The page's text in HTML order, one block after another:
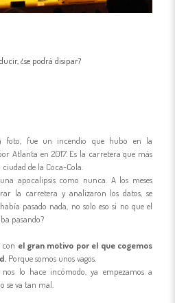
¿se podrá disipar?
foto, fue un incendio que hubo en la
Atlanta en 2017. Es la carretera que más
de la Coca-Cola.
apocalipsis como nunca. A los meses
la carretera y analizaron los datos, se
pasado nada, no solo eso si no que el
pasando?
con el gran motivo por el que cogemos
Porque somos unos vagos.
lo hace incómodo, ya empezamos a
se va tan mal.